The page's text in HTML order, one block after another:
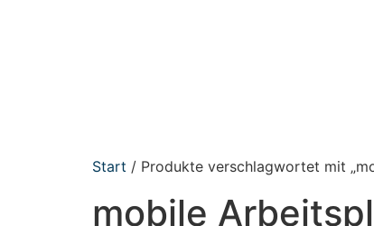
Start / Produkte verschlagwortet mit
mobile